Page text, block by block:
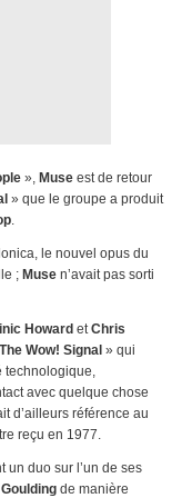
», Muse est de retour
» que le groupe a produit
.
le nouvel opus du
; Muse n’avait pas sorti
Howard etChris
The Wow! Signal » qui
technologique,
avec quelque chose
d’ailleurs référence au
reçu en 1977.
un duo sur l’un de ses
de manière